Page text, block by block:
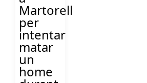
Martorell
per
intentar
matar
un
home